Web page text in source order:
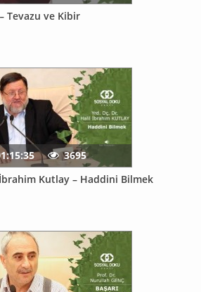
Tevazu ve Kibir
Kutlay – Haddini Bilmek
3695